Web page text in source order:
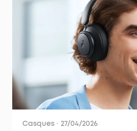
Casques · 27/04/2026